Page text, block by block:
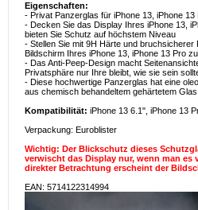
Eigenschaften:
- Privat Panzerglas für iPhone 13, iPhone 13
- Decken Sie das Display Ihres iPhone 13,
bieten Sie Schutz auf höchstem Niveau
- Stellen Sie mit 9H Härte und
Bildschirm Ihres iPhone 13, iPhone 13 Pro
- Das Anti-Peep-Design macht
Privatsphäre nur Ihre bleibt, wie sie sein
- Diese hochwertige Panzerglas hat eine
aus chemisch behandeltem gehärtetem Glas
Kompatibilität: iPhone 13 6.1", iPhone 13
Verpackung: Euroblister
Wichtig: Der Blickschutz dieses
verwischt das Display nur, wenn man es
direkter Betrachtung erscheint der
EAN: 5714122314994